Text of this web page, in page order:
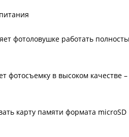
фотоловушке работать
фотосъемку в высоком качестве –
карту памяти формата microSD